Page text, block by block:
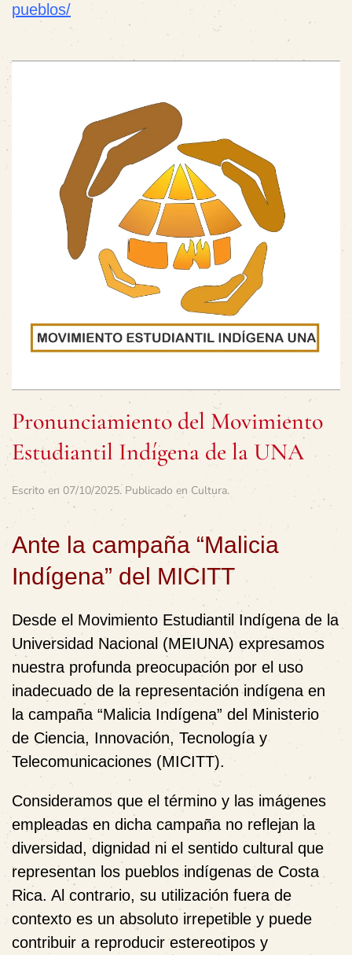
pueblos/
Pronunciamiento del Movimiento
Estudiantil Indígena de la UNA
Escrito en 07/10/2025. Publicado en Cultura.
Ante la campaña “Malicia
Indígena” del MICITT
Desde el Movimiento Estudiantil Indígena de la
Universidad Nacional (MEIUNA) expresamos
nuestra profunda preocupación por el uso
inadecuado de la representación indígena en
la campaña “Malicia Indígena” del Ministerio
de Ciencia, Innovación, Tecnología y
Telecomunicaciones (MICITT).
Consideramos que el término y las imágenes
empleadas en dicha campaña no reflejan la
diversidad, dignidad ni el sentido cultural que
representan los pueblos indígenas de Costa
Rica. Al contrario, su utilización fuera de
contexto es un absoluto irrepetible y puede
contribuir a reproducir estereotipos y